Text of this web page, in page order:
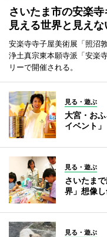
さいたま市の安楽
見える世界と見え
安楽寺寺子屋美術展「照沼
浄土真宗東本願寺派「安楽
リーで開催される。
見る・遊ぶ
大宮・お
イベント
見る・遊ぶ
さいたま
界」想像
見る・遊ぶ